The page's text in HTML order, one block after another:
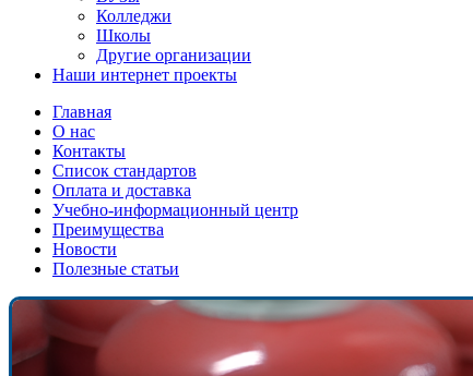
Колледжи
Школы
Другие организации
Наши интернет проекты
Главная
О нас
Контакты
Список стандартов
Оплата и доставка
Учебно-информационный центр
Преимущества
Новости
Полезные статьи